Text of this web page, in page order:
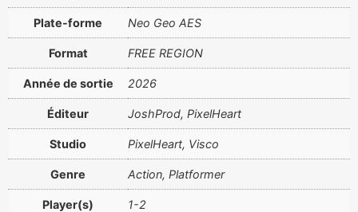
Plate-forme Neo Geo AES
Format FREE REGION
Année de sortie 2026
Éditeur JoshProd, PixelHeart
Studio PixelHeart, Visco
Genre Action, Platformer
Player(s) 1-2